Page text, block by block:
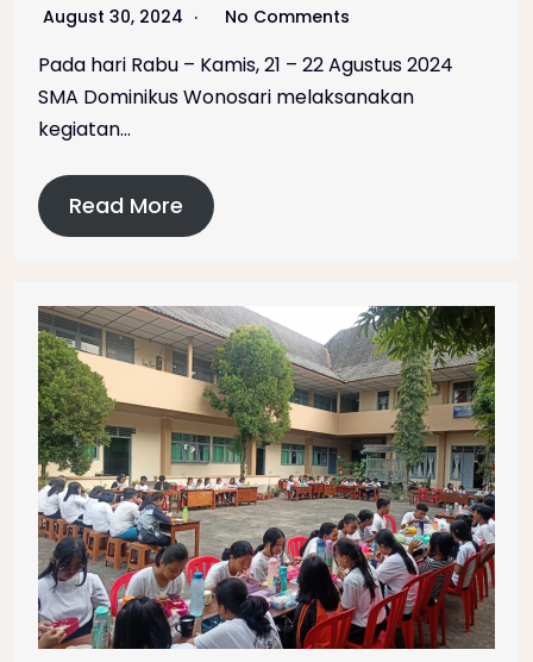
August 30, 2024 No Comments
Pada hari Rabu – Kamis, 21 – 22 Agustus 2024
SMA Dominikus Wonosari melaksanakan
kegiatan…
Read More